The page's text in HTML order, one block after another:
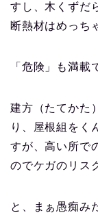
すし、木くずだ
断熱材はめっち
「危険」も満載
建方（たてかた
り、屋根組をく
すが、高い所で
のでケガのリス
と、まぁ愚痴み